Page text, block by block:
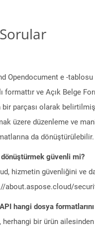
Opendocument e -
formattır ve Açık Belge
bir parçası olarak
üzere düzenleme ve
da dönüştürülebilir.
güvenli mi?
hizmetin güvenliğini ve
about.aspose.cloud/
hangi dosya
bir ürün ailesinden